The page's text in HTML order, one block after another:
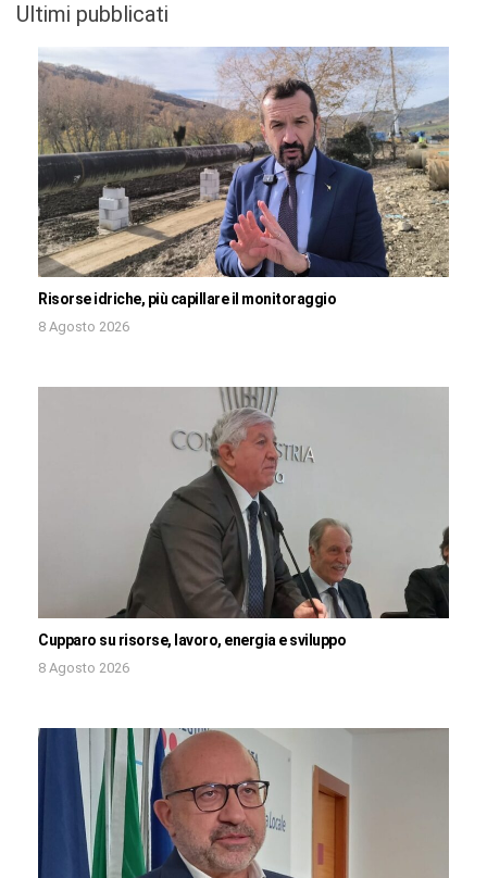
Ultimi pubblicati
Risorse idriche, più capillare il monitoraggio
8 Agosto 2026
Cupparo su risorse, lavoro, energia e sviluppo
8 Agosto 2026